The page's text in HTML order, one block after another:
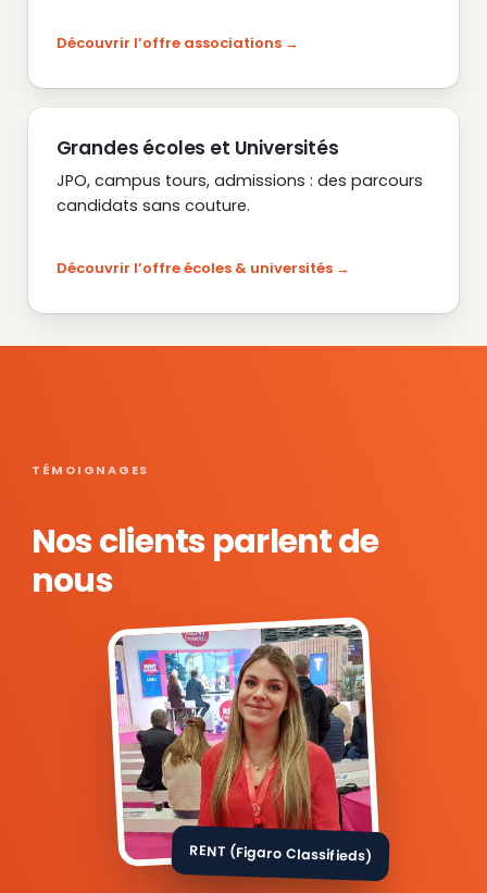
Découvrir l’offre associations
Grandes écoles et Universités
JPO, campus tours, admissions : des parcours
candidats sans couture.
Découvrir l’offre écoles & universités
TÉMOIGNAGES
Nos clients parlent de
nous
RENT (Figaro Classifieds)